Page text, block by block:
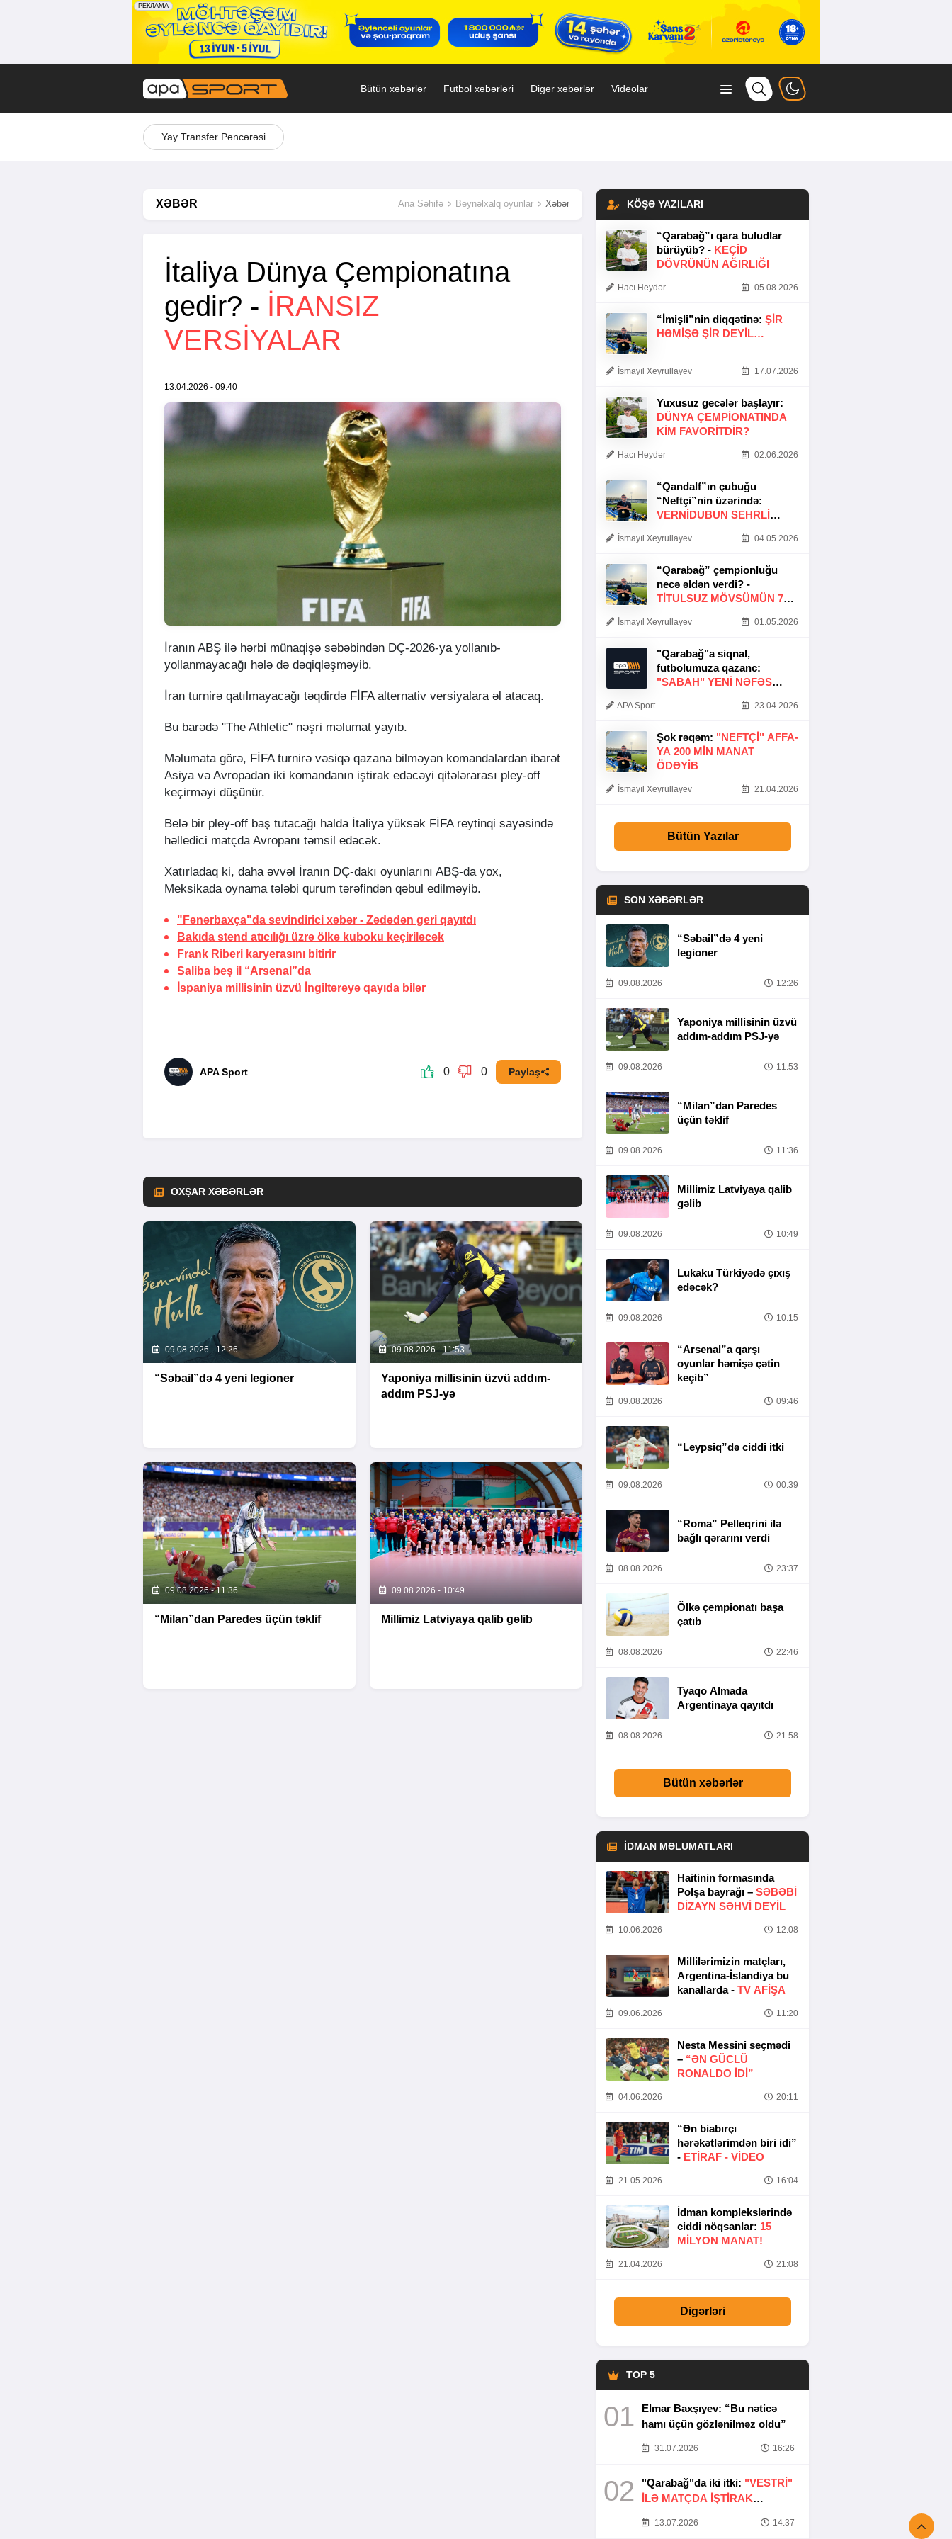
Bütün xəbərlər Futbol xəbərləri Digər xəbərlər Videolar
Yay Transfer Pəncərəsi
XƏBƏR Ana Səhifə Beynəlxalq oyunlar Xəbər
İtaliya Dünya Çempionatına
gedir? - İRANSIZ
VERSIYALAR
13.04.2026 - 09:40
İranın ABŞ ilə hərbi münaqişə səbəbindən DÇ-2026-ya yollanıb-
yollanmayacağı hələ də dəqiqləşməyib.
İran turnirə qatılmayacağı təqdirdə FİFA alternativ versiyalara əl atacaq.
Bu barədə "The Athletic" nəşri məlumat yayıb.
Məlumata görə, FİFA turnirə vəsiqə qazana bilməyən komandalardan ibarət
Asiya və Avropadan iki komandanın iştirak edəcəyi qitələrarası pley-off
keçirməyi düşünür.
Belə bir pley-off baş tutacağı halda İtaliya yüksək FİFA reytinqi sayəsində
həlledici matçda Avropanı təmsil edəcək.
Xatırladaq ki, daha əvvəl İranın DÇ-dakı oyunlarını ABŞ-da yox,
Meksikada oynama tələbi qurum tərəfindən qəbul edilməyib.
"Fənərbaxça"da sevindirici xəbər - Zədədən geri qayıtdı
Bakıda stend atıcılığı üzrə ölkə kuboku keçiriləcək
Frank Riberi karyerasını bitirir
Saliba beş il “Arsenal”da
İspaniya millisinin üzvü İngiltərəyə qayıda bilər
APA Sport 0 0 Paylaş
OXŞAR XƏBƏRLƏR
09.08.2026 - 12:26
“Səbail”də 4 yeni legioner
09.08.2026 - 11:53
Yaponiya millisinin üzvü addım-
addım PSJ-yə
09.08.2026 - 11:36
“Milan”dan Paredes üçün təklif
09.08.2026 - 10:49
Millimiz Latviyaya qalib gəlib
KÖŞƏ YAZILARI
“Qarabağ”ı qara buludlar
bürüyüb? - KEÇID
DÖVRÜNÜN AĞIRLIĞI
Hacı Heydər 05.08.2026
“İmişli”nin diqqətinə: ŞIR
HƏMIŞƏ ŞIR DEYIL…
İsmayıl Xeyrullayev 17.07.2026
Yuxusuz gecələr başlayır:
DÜNYA ÇEMPIONATINDA
KIM FAVORITDIR?
Hacı Heydər 02.06.2026
“Qandalf”ın çubuğu
“Neftçi”nin üzərində:
VERNİDUBUN SEHRLİ
İsmayıl Xeyrullayev 04.05.2026
“Qarabağ” çempionluğu
necə əldən verdi? -
TITULSUZ MÖVSÜMÜN 7
İsmayıl Xeyrullayev 01.05.2026
"Qarabağ"a siqnal,
futbolumuza qazanc:
"SABAH" YENI NƏFƏS
APA Sport 23.04.2026
Şok rəqəm: "NEFTÇI" AFFA-
YA 200 MIN MANAT
ÖDƏYIB
İsmayıl Xeyrullayev 21.04.2026
Bütün Yazılar
SON XƏBƏRLƏR
“Səbail”də 4 yeni
legioner
09.08.2026 12:26
Yaponiya millisinin üzvü
addım-addım PSJ-yə
09.08.2026 11:53
“Milan”dan Paredes
üçün təklif
09.08.2026 11:36
Millimiz Latviyaya qalib
gəlib
09.08.2026 10:49
Lukaku Türkiyədə çıxış
edəcək?
09.08.2026 10:15
“Arsenal”a qarşı
oyunlar həmişə çətin
keçib”
09.08.2026 09:46
“Leypsiq”də ciddi itki
09.08.2026 00:39
“Roma” Pelleqrini ilə
bağlı qərarını verdi
08.08.2026 23:37
Ölkə çempionatı başa
çatıb
08.08.2026 22:46
Tyaqo Almada
Argentinaya qayıtdı
08.08.2026 21:58
Bütün xəbərlər
İDMAN MƏLUMATLARI
Haitinin formasında
Polşa bayrağı – SƏBƏBI
DIZAYN SƏHVI DEYIL
10.06.2026 12:08
Millilərimizin matçları,
Argentina-İslandiya bu
kanallarda - TV AFİŞA
09.06.2026 11:20
Nesta Messini seçmədi
– “ƏN GÜCLÜ
RONALDO IDI”
04.06.2026 20:11
“Ən biabırçı
hərəkətlərimdən biri idi”
- ETIRAF - VİDEO
21.05.2026 16:04
İdman komplekslərində
ciddi nöqsanlar: 15
MILYON MANAT!
21.04.2026 21:08
Digərləri
TOP 5
01
Elmar Baxşıyev: “Bu nəticə
hamı üçün gözlənilməz oldu”
31.07.2026 16:26
02 "Qarabağ"da iki itki: "VESTRİ"
İLƏ MATÇDA İŞTİRAK
13.07.2026 14:37